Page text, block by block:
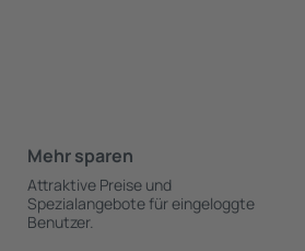
Mehr sparen
Attraktive Preise und
Spezialangebote für eingeloggte
Benutzer.